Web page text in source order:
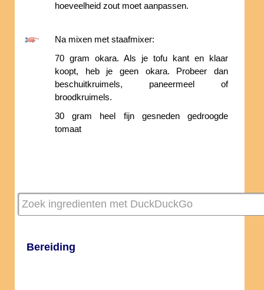
hoeveelheid zout moet aanpassen.
Na mixen met staafmixer:
70 gram okara. Als je tofu kant en klaar
koopt, heb je geen okara. Probeer dan
beschuitkruimels, paneermeel of
broodkruimels.
30 gram heel fijn gesneden gedroogde
tomaat
Bereiding